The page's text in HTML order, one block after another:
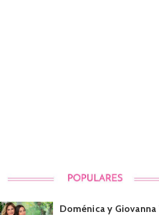
Doménica y Giovanna